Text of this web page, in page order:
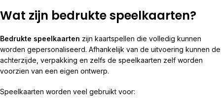
Wat zijn bedrukte speelkaarten?
Bedrukte speelkaarten zijn kaartspellen die volledig kunnen
worden gepersonaliseerd. Afhankelijk van de uitvoering kunnen de
achterzijde, verpakking en zelfs de speelkaarten zelf worden
voorzien van een eigen ontwerp.
Speelkaarten worden veel gebruikt voor: